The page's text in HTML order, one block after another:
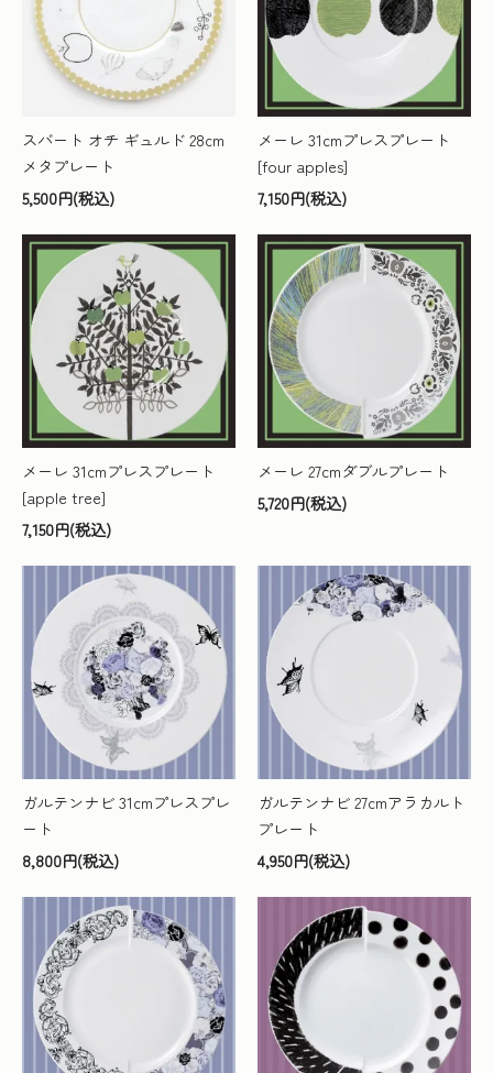
スバート オチ ギュルド 28cm
メタプレート
5,500円(税込)
メーレ 31cmプレスプレート
[four apples]
7,150円(税込)
メーレ 31cmプレスプレート
[apple tree]
7,150円(税込)
メーレ 27cmダブルプレート
5,720円(税込)
ガルテンナビ 31cmプレスプレ
ート
8,800円(税込)
ガルテンナビ 27cmアラカルト
プレート
4,950円(税込)